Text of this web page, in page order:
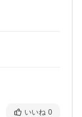
いいね 0